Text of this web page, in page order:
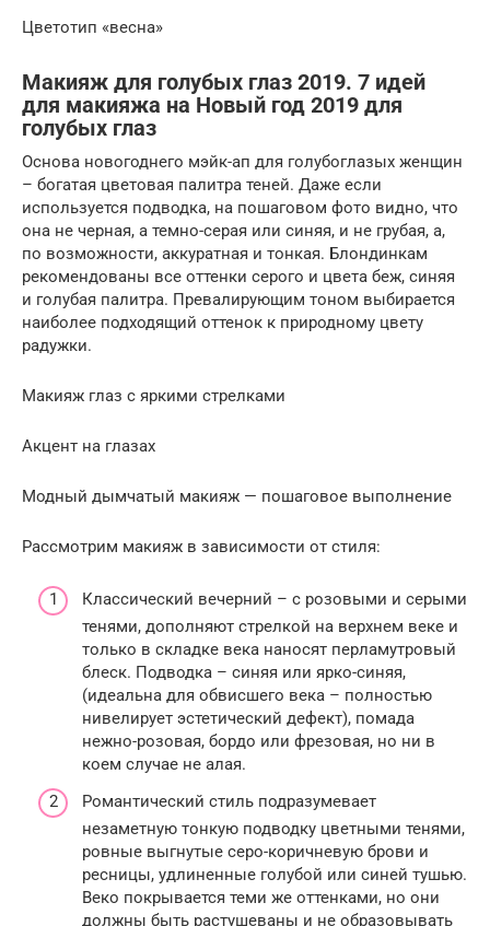
Цветотип «весна»
Макияж для голубых глаз 2019. 7 идей
для макияжа на Новый год 2019 для
голубых глаз
Основа новогоднего мэйк-ап для голубоглазых женщин
– богатая цветовая палитра теней. Даже если
используется подводка, на пошаговом фото видно, что
она не черная, а темно-серая или синяя, и не грубая, а,
по возможности, аккуратная и тонкая. Блондинкам
рекомендованы все оттенки серого и цвета беж, синяя
и голубая палитра. Превалирующим тоном выбирается
наиболее подходящий оттенок к природному цвету
радужки.
Макияж глаз с яркими стрелками
Акцент на глазах
Модный дымчатый макияж — пошаговое выполнение
Рассмотрим макияж в зависимости от стиля:
Классический вечерний – с розовыми и серыми
тенями, дополняют стрелкой на верхнем веке и
только в складке века наносят перламутровый
блеск. Подводка – синяя или ярко-синяя,
(идеальна для обвисшего века – полностью
нивелирует эстетический дефект), помада
нежно-розовая, бордо или фрезовая, но ни в
коем случае не алая.
Романтический стиль подразумевает
незаметную тонкую подводку цветными тенями,
ровные выгнутые серо-коричневую брови и
ресницы, удлиненные голубой или синей тушью.
Веко покрывается теми же оттенками, но они
должны быть растушеваны и не образовывать